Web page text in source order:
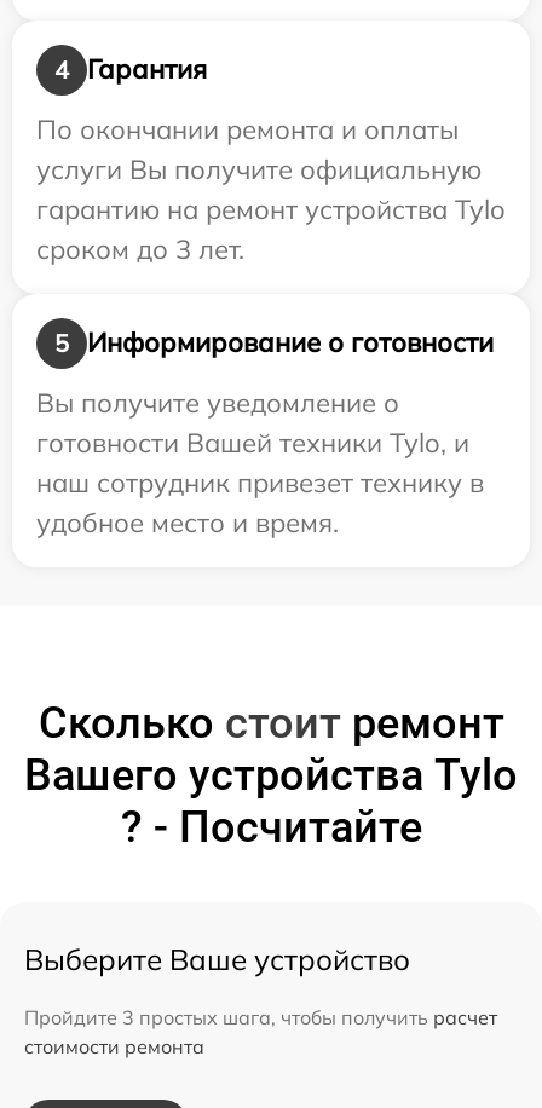
4
Гарантия
По окончании ремонта и оплаты
услуги Вы получите официальную
гарантию на ремонт устройства Tylo
сроком до 3 лет.
5
Информирование о готовности
Вы получите уведомление о
готовности Вашей техники Tylo, и
наш сотрудник привезет технику в
удобное место и время.
Сколько стоитремонт
Вашего устройства Tylo
? - Посчитайте
Выберите Ваше устройство
Пройдите 3 простых шага, чтобы получить расчет
стоимости ремонта